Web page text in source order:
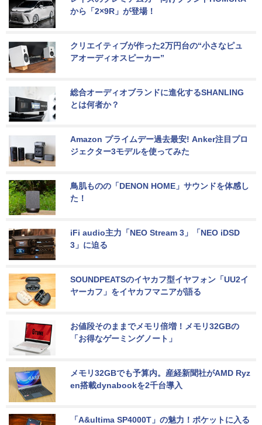
から「2×9R」が登場！
クリエイティブが作った2万円台の“小さなピュ
アオーディオスピーカー”
総合オーディオブランドに進化するSHANLING
とは何者か？
Amazon プライムデー過去最安! Anker注目プロ
ジェクター3モデルを使ってみた
鳥肌ものの「DENON HOME」サウンドを体感し
た！
iFi audio主力「NEO Stream 3」「NEO iDSD
3」に迫る
SOUNDPEATSのイヤカフ型イヤフォン「UU2イ
ヤーカフ」をイヤカフマニアが語る
お値段そのままでメモリ倍増！メモリ32GBの
「お得なゲーミングノート」
メモリ32GBでも予算内。産経新聞社がAMD Ryz
en搭載dynabookを2千台導入
「A&ultima SP4000T」の魅力！ポケットに入る